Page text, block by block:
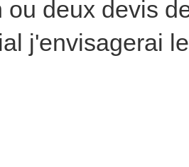
ou deux devis
j'envisagerai